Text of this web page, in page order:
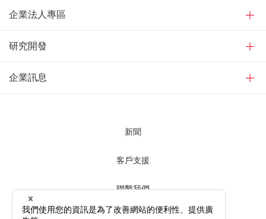
企業法人專區
研究開發
企業訊息
新聞
客戶支援
聯繫我們